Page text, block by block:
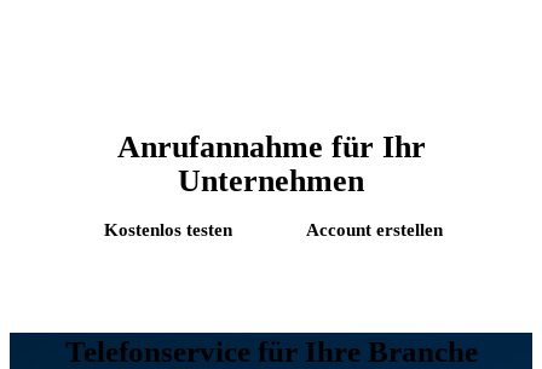
Anrufannahme für Ihr
Unternehmen
Kostenlos testen Account erstellen
Telefonservice für Ihre Branche